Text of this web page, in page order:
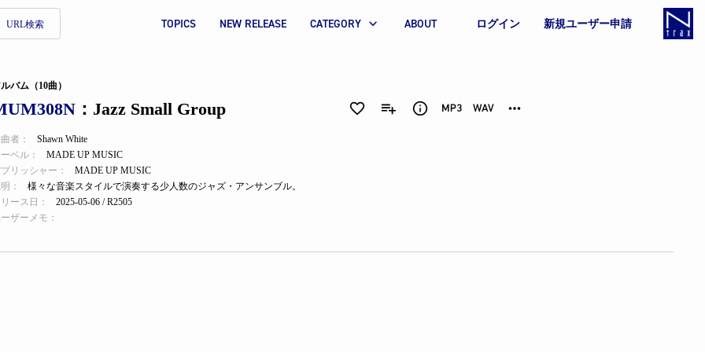
URL検索 TOPICS NEW RELEASE CATEGORY ABOUT ログイン 新規ユーザー申請
バム（10曲）
：Jazz Small Group
者：
Shawn White
ベル：
MADE UP MUSIC
リッシャー：
MADE UP MUSIC
：
様々な音楽スタイルで演奏する少人数のジャズ・アンサンブル。
ース日：
2025-05-06 / R2505
ザーメモ：